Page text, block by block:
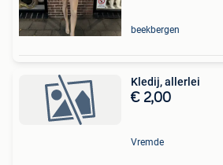
beekbergen
Kledij, allerlei
€ 2,00
Vremde